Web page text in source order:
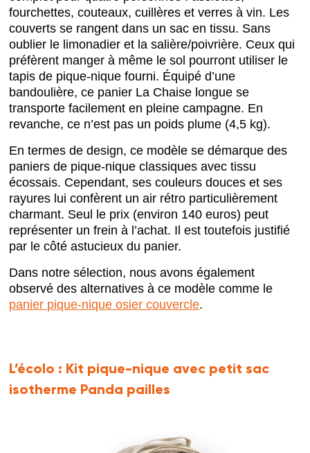
fourchettes, couteaux, cuillères et verres à vin. Les
couverts se rangent dans un sac en tissu. Sans
oublier le limonadier et la salière/poivrière. Ceux qui
préfèrent manger à même le sol pourront utiliser le
tapis de pique-nique fourni. Équipé d’une
bandoulière, ce panier La Chaise longue se
transporte facilement en pleine campagne. En
revanche, ce n’est pas un poids plume (4,5 kg).
En termes de design, ce modèle se démarque des
paniers de pique-nique classiques avec tissu
écossais. Cependant, ses couleurs douces et ses
rayures lui confèrent un air rétro particulièrement
charmant. Seul le prix (environ 140 euros) peut
représenter un frein à l’achat. Il est toutefois justifié
par le côté astucieux du panier.
Dans notre sélection, nous avons également
observé des alternatives à ce modèle comme le
panier pique-nique osier couvercle.
L’écolo : Kit pique-nique avec petit sac
isotherme Panda pailles